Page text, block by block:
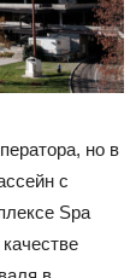
но в
с
Spa